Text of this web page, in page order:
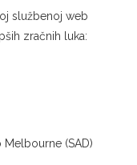
službenoj web
zračnih luka:
(SAD)